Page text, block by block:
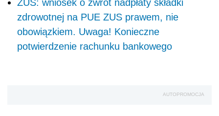
ZUS: wniosek o zwrot nadpłaty składki
zdrowotnej na PUE ZUS prawem, nie
obowiązkiem. Uwaga! Konieczne
potwierdzenie rachunku bankowego
AUTOPROMOCJA